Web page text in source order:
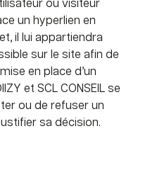
ou visiteur
un hyperlien en
il lui appartiendra
sur le site afin de
en place d’un
et SCL CONSEIL se
ou de refuser un
sa décision.